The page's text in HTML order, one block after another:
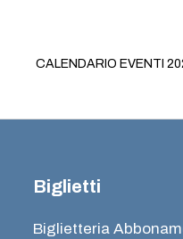
CALENDARIO EVENTI
Biglietti
Biglietteria